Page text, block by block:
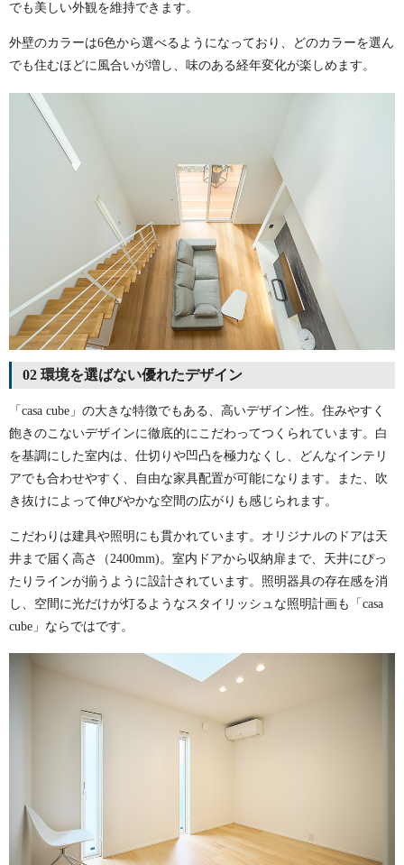
でも美しい外観を維持できます。
外壁のカラーは6色から選べるようになっており、どのカラーを選ん
でも住むほどに風合いが増し、味のある経年変化が楽しめます。
02 環境を選ばない優れたデザイン
「casa cube」の大きな特徴でもある、高いデザイン性。住みやすく
飽きのこないデザインに徹底的にこだわってつくられています。白
を基調にした室内は、仕切りや凹凸を極力なくし、どんなインテリ
アでも合わせやすく、自由な家具配置が可能になります。また、吹
き抜けによって伸びやかな空間の広がりも感じられます。
こだわりは建具や照明にも貫かれています。オリジナルのドアは天
井まで届く高さ（2400mm)。室内ドアから収納扉まで、天井にぴっ
たりラインが揃うように設計されています。照明器具の存在感を消
し、空間に光だけが灯るようなスタイリッシュな照明計画も「casa
cube」ならではです。